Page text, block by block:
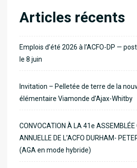
Articles récents
Emplois d’été 2026 à l’ACFO-DP —
le 8 juin
Invitation – Pelletée de terre de la
élémentaire Viamonde d’Ajax-Whitby
CONVOCATION À LA 41e ASSEMBLÉE
ANNUELLE DE L’ACFO DURHAM-
(AGA en mode hybride)